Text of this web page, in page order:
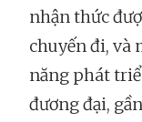
nhận thức
chuyến đi, và
năng phát
đương đại,